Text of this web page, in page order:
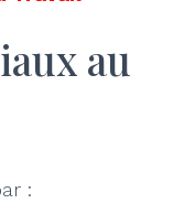
au
: